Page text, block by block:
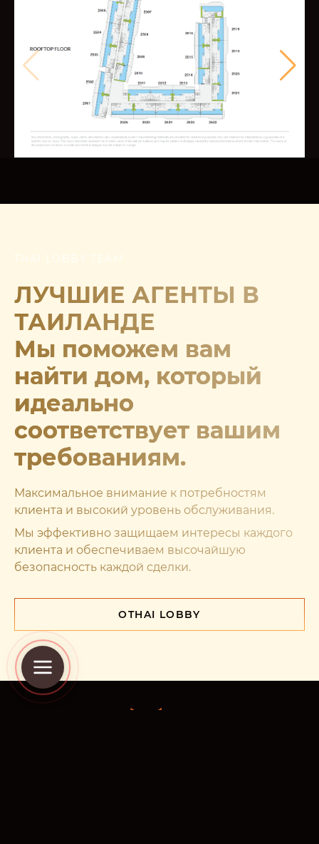
THAI LOBBY TEAM
ЛУЧШИЕ АГЕНТЫ В
ТАИЛАНДЕ
Мы поможем вам
найти дом, который
идеально
соответствует вашим
требованиям.
Максимальное внимание к потребностям
клиента и высокий уровень обслуживания.
Мы эффективно защищаем интересы каждого
клиента и обеспечиваем высочайшую
безопасность каждой сделки.
ОTHAI LOBBY